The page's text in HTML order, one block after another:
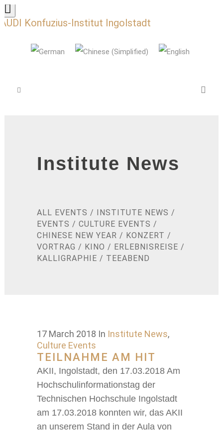
AUDI Konfuzius-Institut Ingolstadt
Institute News
ALL EVENTS / INSTITUTE NEWS /
EVENTS / CULTURE EVENTS /
CHINESE NEW YEAR / KONZERT /
VORTRAG / KINO / ERLEBNISREISE /
KALLIGRAPHIE / TEEABEND
17 March 2018 In Institute News,
Culture Events
TEILNAHME AM HIT
AKII, Ingolstadt, den 17.03.2018 Am
Hochschulinformationstag der
Technischen Hochschule Ingolstadt
am 17.03.2018 konnten wir, das AKII
an unserem Stand in der Aula von